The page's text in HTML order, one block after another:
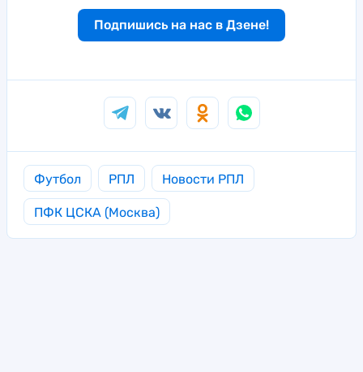
Подпишись на нас в Дзене!
Футбол РПЛ Новости РПЛ
ПФК ЦСКА (Москва)